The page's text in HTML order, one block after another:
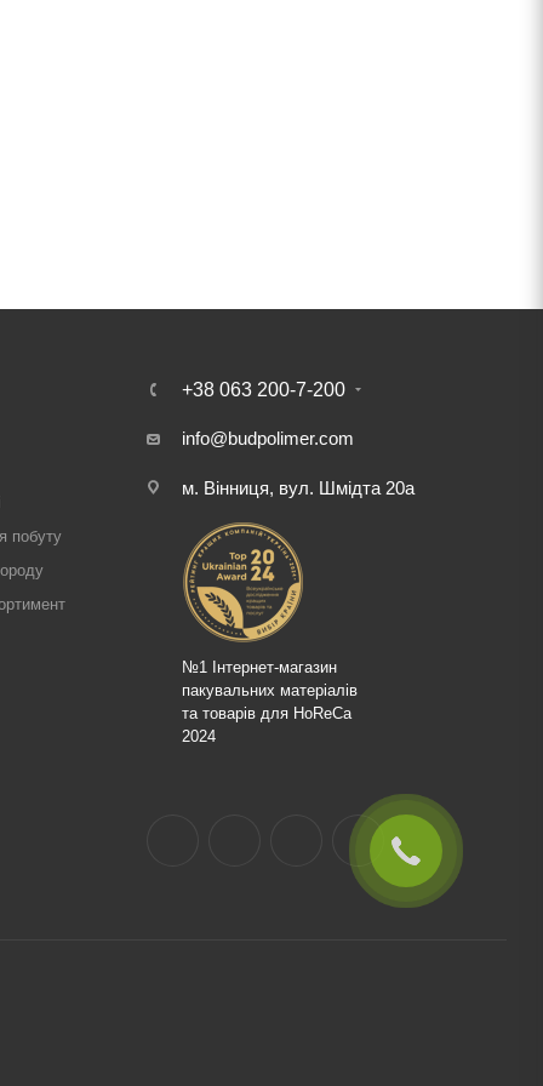
побуту
+38 063 200-7-200
info@budpolimer.com
м. Вінниця, вул. Шмідта 20а
№1 Інтернет-магазин
пакувальних матеріалів
та товарів для HoReCa
2024